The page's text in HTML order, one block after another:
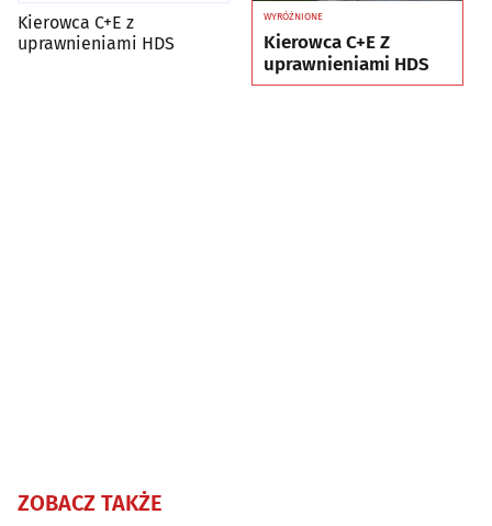
Kierowca C+E z
uprawnieniami HDS
WYRÓŻNIONE
Kierowca C+E Z
uprawnieniami HDS
ZOBACZ TAKŻE